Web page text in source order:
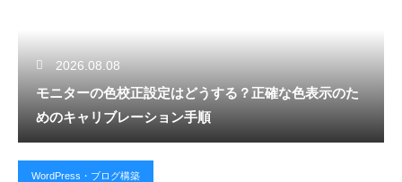
2026.08.08
モニターの色校正設定はどうする？正確な色表示のた
めのキャリブレーション手順
WordPress・ブログ構築